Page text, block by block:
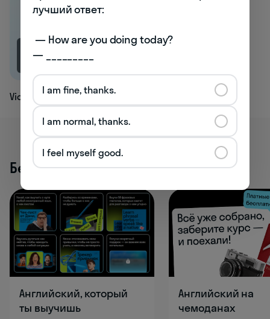
Violin
Бесплатные активности
Английский, который
ты выучишь
Английский на
чемоданах
лучший ответ:
— _________
I am fine, thanks.
I am normal, thanks.
I feel myself good.